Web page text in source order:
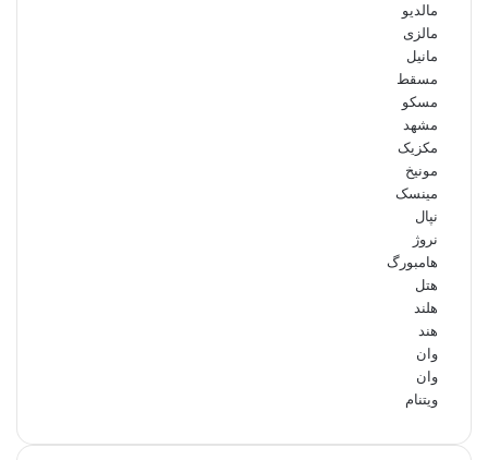
مالدیو
مالزی
مانیل
مسقط
مسکو
مشهد
مکزیک
مونیخ
مینسک
نپال
نروژ
هامبورگ
هتل
هلند
هند
وان
وان
ویتنام